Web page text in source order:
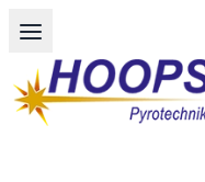
Open main menu